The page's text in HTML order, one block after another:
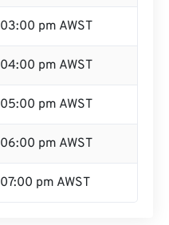
03:00 pm AWST
04:00 pm AWST
05:00 pm AWST
06:00 pm AWST
07:00 pm AWST